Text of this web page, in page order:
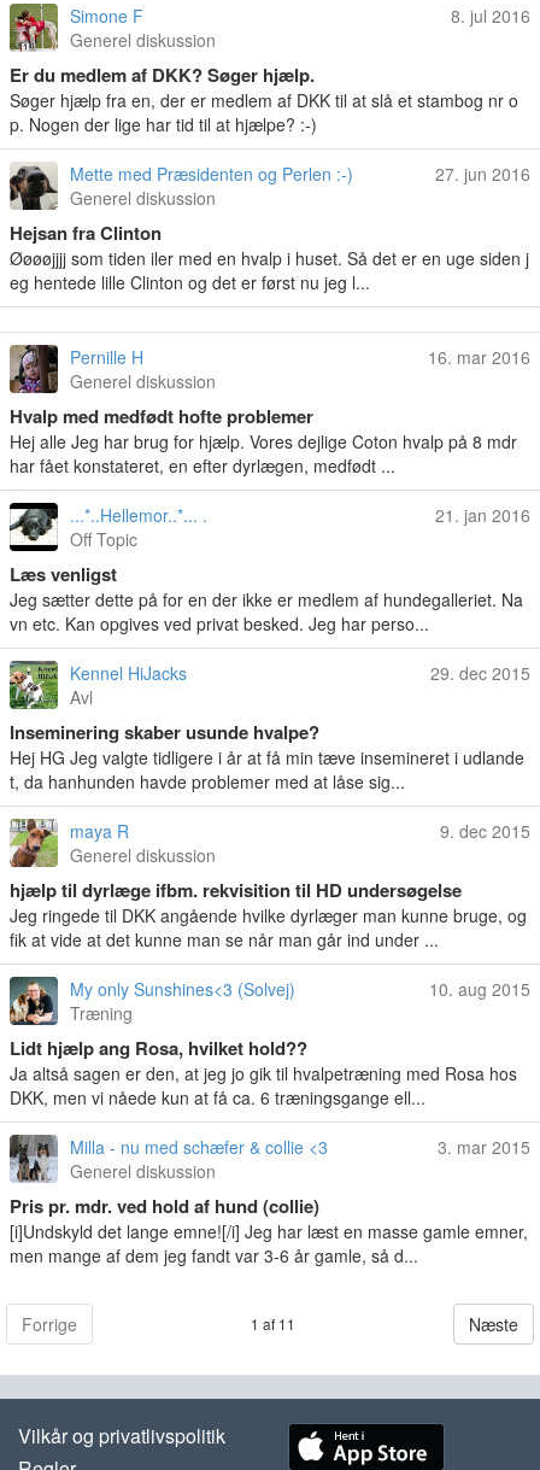
Simone F
Generel diskussion
8. jul 2016
Er du medlem af DKK? Søger hjælp.
Søger hjælp fra en, der er medlem af DKK til at slå et stambog nr o
p. Nogen der lige har tid til at hjælpe? :-)
Mette med Præsidenten og Perlen :-)
Generel diskussion
27. jun 2016
Hejsan fra Clinton
Øøøøjjjj som tiden iler med en hvalp i huset. Så det er en uge siden j
eg hentede lille Clinton og det er først nu jeg l...
Pernille H
Generel diskussion
16. mar 2016
Hvalp med medfødt hofte problemer
Hej alle Jeg har brug for hjælp. Vores dejlige Coton hvalp på 8 mdr
har fået konstateret, en efter dyrlægen, medfødt ...
...*..Hellemor..*... .
Off Topic
21. jan 2016
Læs venligst
Jeg sætter dette på for en der ikke er medlem af hundegalleriet. Na
vn etc. Kan opgives ved privat besked. Jeg har perso...
Kennel HiJacks
Avl
29. dec 2015
Inseminering skaber usunde hvalpe?
Hej HG Jeg valgte tidligere i år at få min tæve insemineret i udlande
t, da hanhunden havde problemer med at låse sig...
maya R
Generel diskussion
9. dec 2015
hjælp til dyrlæge ifbm. rekvisition til HD undersøgelse
Jeg ringede til DKK angående hvilke dyrlæger man kunne bruge, og
fik at vide at det kunne man se når man går ind under ...
My only Sunshines<3 (Solvej)
Træning
10. aug 2015
Lidt hjælp ang Rosa, hvilket hold??
Ja altså sagen er den, at jeg jo gik til hvalpetræning med Rosa hos
DKK, men vi nåede kun at få ca. 6 træningsgange ell...
Milla - nu med schæfer & collie <3
Generel diskussion
3. mar 2015
Pris pr. mdr. ved hold af hund (collie)
[i]Undskyld det lange emne![/i] Jeg har læst en masse gamle emner,
men mange af dem jeg fandt var 3-6 år gamle, så d...
Forrige 1 af 11 Næste
Vilkår og privatlivspolitik